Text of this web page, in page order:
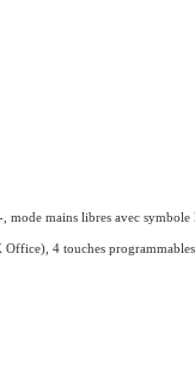
, mode mains libres avec
Office), 4 touches programmables